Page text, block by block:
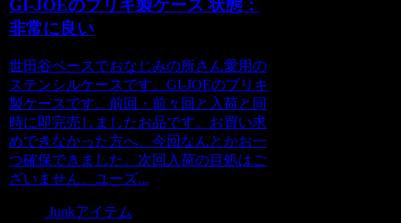
GI-JOEのブリキ製ケース 状態：
非常に良い
世田谷ベースでおなじみの所さん愛用の
ステンシルケースです。GI-JOEのブリキ
製ケースです。前回・前々回と入荷と同
時に即完売しましたお品です。お買い求
めできなかった方へ、今回なんとかお一
つ確保できました。次回入荷の目処はご
ざいません。ユーズ...
Junkアイテム